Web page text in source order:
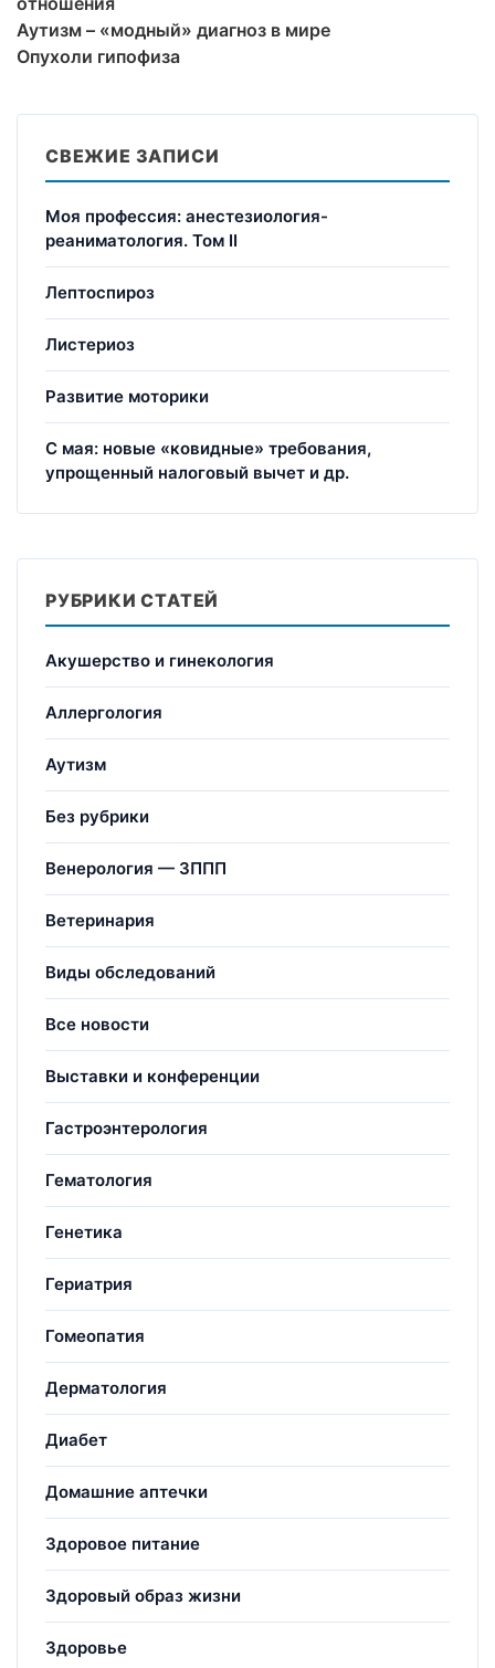
Аутизм – «модный» диагноз в мире
Опухоли гипофиза
СВЕЖИЕ ЗАПИСИ
Моя профессия: анестезиология-
реаниматология. Том II
Лептоспироз
Листериоз
Развитие моторики
С мая: новые «ковидные» требования,
упрощенный налоговый вычет и др.
РУБРИКИ СТАТЕЙ
Акушерство и гинекология
Аллергология
Аутизм
Без рубрики
Венерология — ЗППП
Ветеринария
Виды обследований
Все новости
Выставки и конференции
Гастроэнтерология
Гематология
Генетика
Гериатрия
Гомеопатия
Дерматология
Диабет
Домашние аптечки
Здоровое питание
Здоровый образ жизни
Здоровье